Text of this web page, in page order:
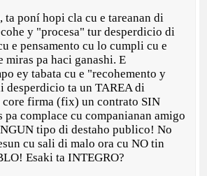
ta poní hopi cla cu e tareanan di
y "procesa" tur desperdicio di
e pensamento cu lo cumpli cu e
miras pa haci ganashi. E
ey tabata cu e "recohemento y
desperdicio ta un TAREA di
core firma (fix) un contrato SIN
complace cu companianan amigo
tipo di destaho publico! No
cu sali di malo ora cu NO tin
Esaki ta INTEGRO?